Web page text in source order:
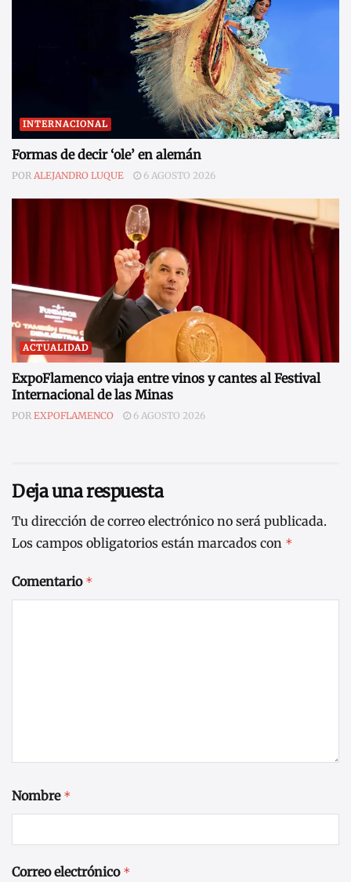
INTERNACIONAL
Formas de decir ‘ole’ en alemán
POR ALEJANDRO LUQUE 6 AGOSTO 2026
ACTUALIDAD
ExpoFlamenco viaja entre vinos y cantes al Festival
Internacional de las Minas
POR EXPOFLAMENCO 6 AGOSTO 2026
Deja una respuesta
Tu dirección de correo electrónico no será publicada.
Los campos obligatorios están marcados con *
Comentario *
Nombre *
Correo electrónico *